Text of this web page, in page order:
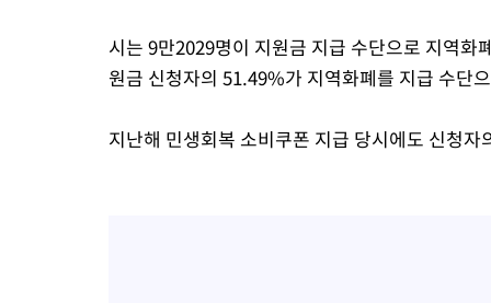
시는 9만2029명이 지원금 지급 수단으로 지역
원금 신청자의 51.49%가 지역화폐를 지급 수단
지난해 민생회복 소비쿠폰 지급 당시에도 신청